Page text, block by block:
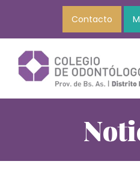
Contacto